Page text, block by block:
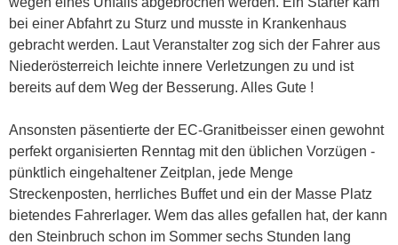
bei einer Abfahrt zu Sturz und musste in Krankenhaus
gebracht werden. Laut Veranstalter zog sich der Fahrer aus
Niederösterreich leichte innere Verletzungen zu und ist
bereits auf dem Weg der Besserung. Alles Gute !
Ansonsten päsentierte der EC-Granitbeisser einen gewohnt
perfekt organisierten Renntag mit den üblichen Vorzügen -
pünktlich eingehaltener Zeitplan, jede Menge
Streckenposten, herrliches Buffet und ein der Masse Platz
bietendes Fahrerlager. Wem das alles gefallen hat, der kann
den Steinbruch schon im Sommer sechs Stunden lang